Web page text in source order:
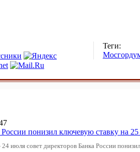
Теги:
России понизил ключевую ставку на
июля совет директоров Банка России